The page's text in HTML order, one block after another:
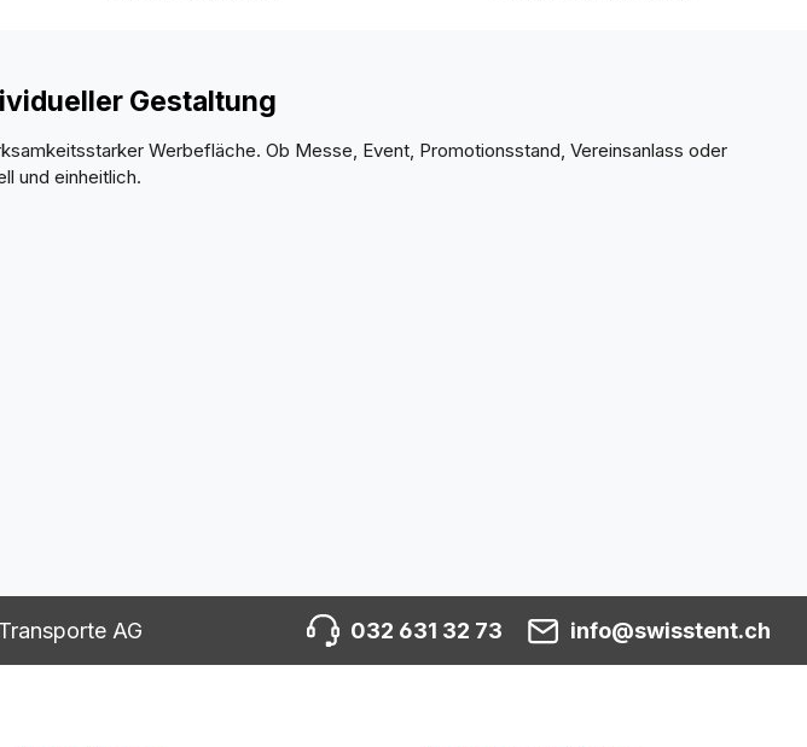
Gestaltung
Werbefläche. Ob Messe, Event, Promotionsstand, Vereinsanlass oder
und einheitlich.
AG 032 631 32 73 info@swisstent.ch